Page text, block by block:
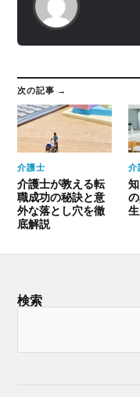
次の記事 →
介護士
介護士が教える転
職成功の秘訣と意
外な落とし穴を徹
底解説
介
検索